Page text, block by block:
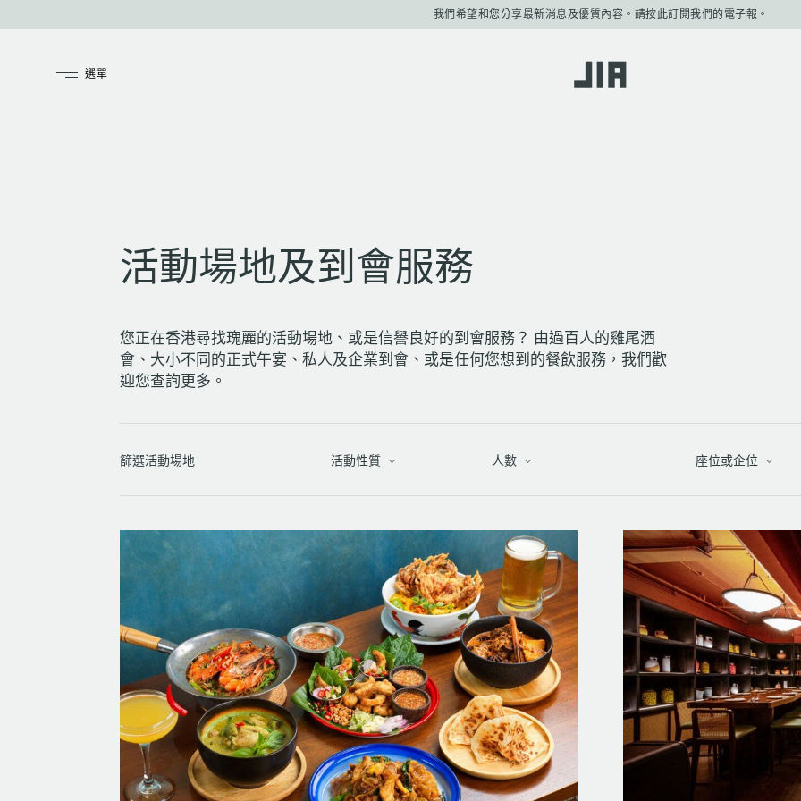
我們希望和您分享最新消息及優質內容。請按此訂閱我們的電子報。
活動場地及到會服務
您正在香港尋找瑰麗的活動場地、或是信譽良好的到會服務？ 由過百人的雞尾酒
會、大小不同的正式午宴、私人及企業到會、或是任何您想到的餐飲服務，我們歡
迎您查詢更多。
篩選活動場地 活動性質 人數 座位或企位